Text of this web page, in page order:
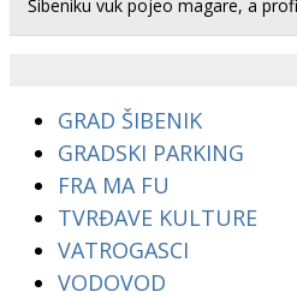
Šibeniku vuk pojeo magare, a
GRAD ŠIBENIK
GRADSKI PARKING
FRA MA FU
TVRĐAVE KULTURE
VATROGASCI
VODOVOD